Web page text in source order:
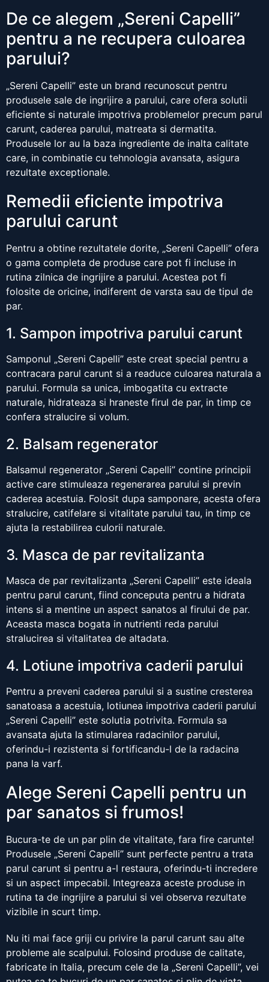
De ce alegem „Sereni Capelli”
pentru a ne recupera culoarea
parului?
„Sereni Capelli” este un brand recunoscut pentru
produsele sale de ingrijire a parului, care ofera solutii
eficiente si naturale impotriva problemelor precum parul
carunt, caderea parului, matreata si dermatita.
Produsele lor au la baza ingrediente de inalta calitate
care, in combinatie cu tehnologia avansata, asigura
rezultate exceptionale.
Remedii eficiente impotriva
parului carunt
Pentru a obtine rezultatele dorite, „Sereni Capelli” ofera
o gama completa de produse care pot fi incluse in
rutina zilnica de ingrijire a parului. Acestea pot fi
folosite de oricine, indiferent de varsta sau de tipul de
par.
1. Sampon impotriva parului carunt
Samponul „Sereni Capelli” este creat special pentru a
contracara parul carunt si a readuce culoarea naturala a
parului. Formula sa unica, imbogatita cu extracte
naturale, hidrateaza si hraneste firul de par, in timp ce
confera stralucire si volum.
2. Balsam regenerator
Balsamul regenerator „Sereni Capelli” contine principii
active care stimuleaza regenerarea parului si previn
caderea acestuia. Folosit dupa samponare, acesta ofera
stralucire, catifelare si vitalitate parului tau, in timp ce
ajuta la restabilirea culorii naturale.
3. Masca de par revitalizanta
Masca de par revitalizanta „Sereni Capelli” este ideala
pentru parul carunt, fiind conceputa pentru a hidrata
intens si a mentine un aspect sanatos al firului de par.
Aceasta masca bogata in nutrienti reda parului
stralucirea si vitalitatea de altadata.
4. Lotiune impotriva caderii parului
Pentru a preveni caderea parului si a sustine cresterea
sanatoasa a acestuia, lotiunea impotriva caderii parului
„Sereni Capelli” este solutia potrivita. Formula sa
avansata ajuta la stimularea radacinilor parului,
oferindu-i rezistenta si fortificandu-l de la radacina
pana la varf.
Alege Sereni Capelli pentru un
par sanatos si frumos!
Bucura-te de un par plin de vitalitate, fara fire carunte!
Produsele „Sereni Capelli” sunt perfecte pentru a trata
parul carunt si pentru a-l restaura, oferindu-ti incredere
si un aspect impecabil. Integreaza aceste produse in
rutina ta de ingrijire a parului si vei observa rezultate
vizibile in scurt timp.
Nu iti mai face griji cu privire la parul carunt sau alte
probleme ale scalpului. Folosind produse de calitate,
fabricate in Italia, precum cele de la „Sereni Capelli”, vei